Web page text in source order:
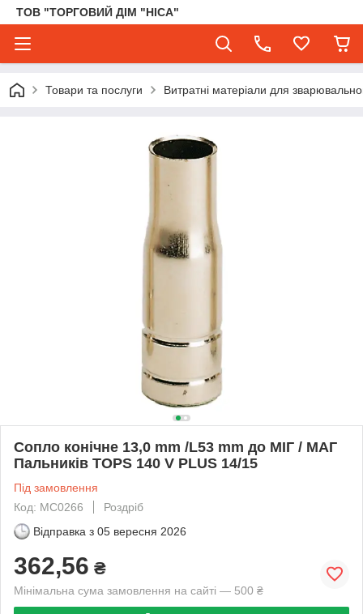
ТОВ "ТОРГОВИЙ ДІМ "НІСА"
Товари та послуги Витратні матеріали для
Сопло конічне 13,0 mm /L53 mm до МІГ / МАГ
Пальників TOPS 140 V PLUS 14/15
Під замовлення
Код: MC0266
Роздріб
Відправка з 05 вересня 2026
362,56 ₴
Мінімальна сума замовлення на сайті — 500 ₴